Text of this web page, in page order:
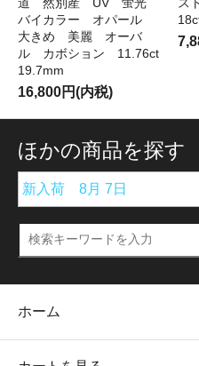
道 然別産 UV 蛍光
バイカラー オパール
大きめ 美麗 オーバ
ル カボション 11.76ct
19.7mm
16,800円(内税)
ス
ほかの商品を探す
ホーム